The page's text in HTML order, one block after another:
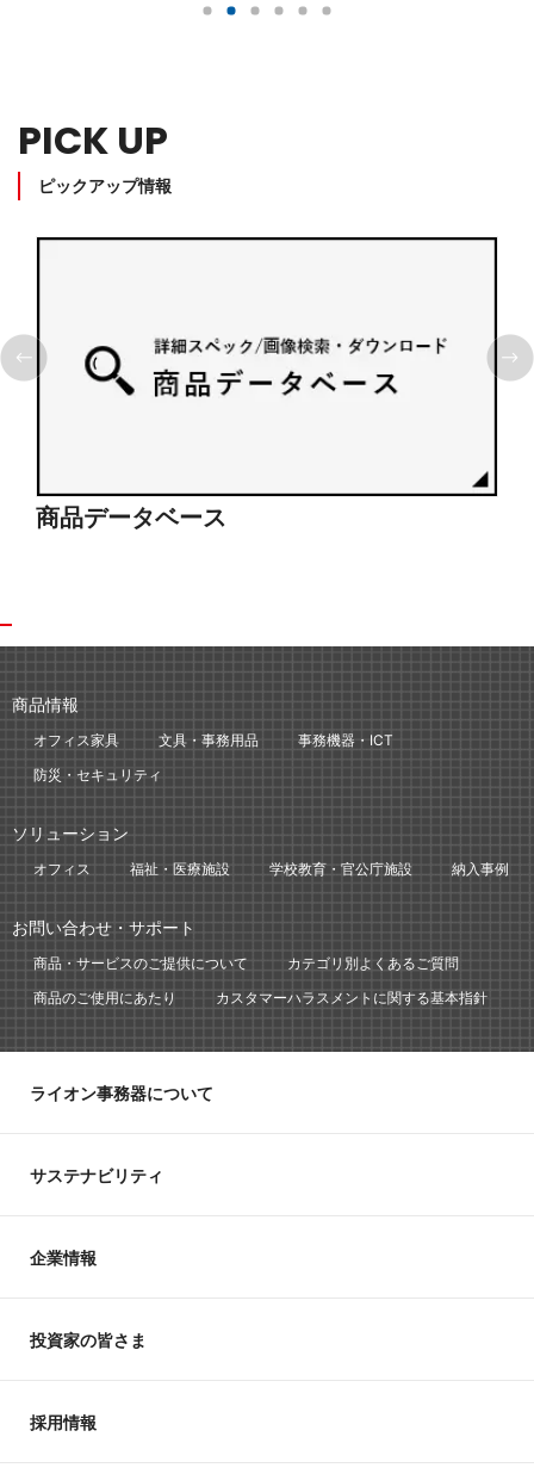
PICK UP
ピックアップ情報
商品データベース
商品情報
オフィス家具 文具・事務用品
事務機器・ICT
防災・セキュリティ
ソリューション
オフィス 福祉・医療施設 学校教育・官公庁施設 納入事例
お問い合わせ・サポート
商品・サービスのご提供について
カテゴリ別よくあるご質問
商品のご使用にあたり
カスタマーハラスメントに関する基本指針
ライオン事務器について
サステナビリティ
企業情報
投資家の皆さま
採用情報